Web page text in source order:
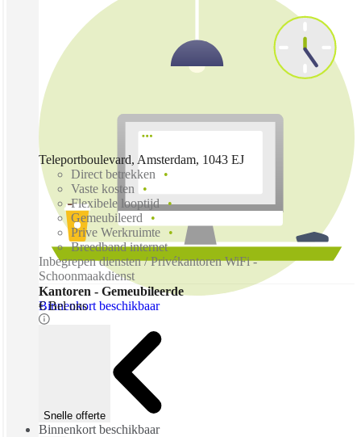
Binnenkort beschikbaar
Teleportboulevard, Amsterdam, 1043 EJ
Direct betrekken
Vaste kosten
Flexibele looptijd
Gemeubileerd
Prive Werkruimte
Breedband internet
Inbegrepen diensten / Privékantoren WiFi -
Schoonmaakdienst
Kantoren - Gemeubileerde
€ Bel ons
Snelle offerte
Binnenkort beschikbaar